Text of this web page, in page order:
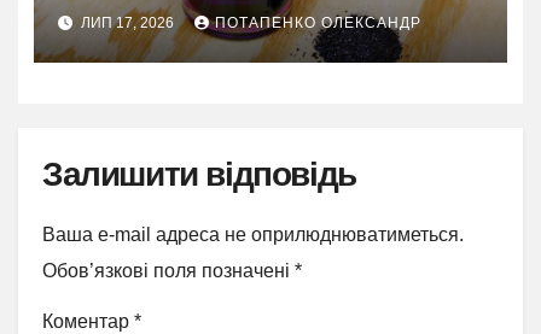
ЛИП 17, 2026 ПОТАПЕНКО ОЛЕКСАНДР
Залишити відповідь
Ваша e-mail адреса не оприлюднюватиметься.
Обов’язкові поля позначені *
Коментар *